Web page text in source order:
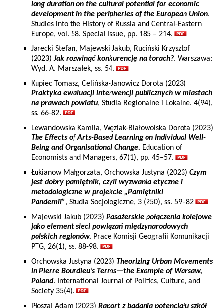
long duration on the cultural potential for economic
development in the peripheries of the European Union.
Studies into the History of Russia and Central-Eastern
Europe, vol. 58. Special Issue, pp. 185 – 214.
Jarecki Stefan, Majewski Jakub, Ruciński Krzysztof
(2023)Jak rozwinąć konkurencję na torach?. Warszawa:
Wyd. A. Marszałek, ss. 54.
Kupiec Tomasz, Celińska-Janowicz Dorota (2023)
Praktyka ewaluacji interwencji publicznych w miastach
na prawach powiatu, Studia Regionalne i Lokalne. 4(94),
ss. 66-82.
Lewandowska Kamila, Węziak-Białowolska Dorota (2023)
The Effects of Arts-Based Learning on Individual Well-
Being and Organisational Change. Education of
Economists and Managers, 67(1), pp. 45–57.
Łukianow Małgorzata, Orchowska Justyna (2023) Czym
jest dobry pamiętnik, czyli wyzwania etyczne i
metodologiczne w projekcie „Pamiętniki
Pandemii”, Studia Socjologiczne, 3 (250), ss. 59–82
Majewski Jakub (2023) Pasażerskie połączenia kolejowe
jako element sieci powiązań międzynarodowych
polskich regionów. Prace Komisji Geografii Komunikacji
PTG, 26(1), ss. 88-98.
Orchowska Justyna (2023) Theorizing Urban Movements
in Pierre Bourdieu’s Terms—the Example of Warsaw,
Poland. International Journal of Politics, Culture, and
Society 35(4).
Płoszaj Adam (2023) Raport z badania potencjału szkół